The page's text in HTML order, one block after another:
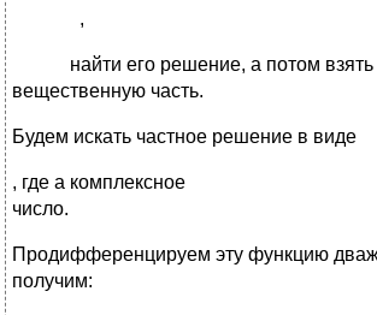
,
найти его решение, а потом взять
вещественную часть.
Будем искать частное решение в виде
, где а комплексное
число.
Продифференцируем эту функцию
получим: